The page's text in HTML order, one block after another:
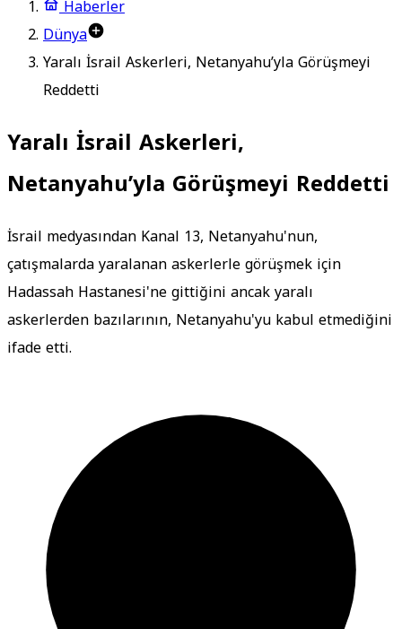
Haberler
Dünya
Yaralı İsrail Askerleri, Netanyahu’yla Görüşmeyi
Reddetti
Yaralı İsrail Askerleri,
Netanyahu’yla Görüşmeyi Reddetti
İsrail medyasından Kanal 13, Netanyahu'nun,
çatışmalarda yaralanan askerlerle görüşmek için
Hadassah Hastanesi'ne gittiğini ancak yaralı
askerlerden bazılarının, Netanyahu'yu kabul etmediğini
ifade etti.